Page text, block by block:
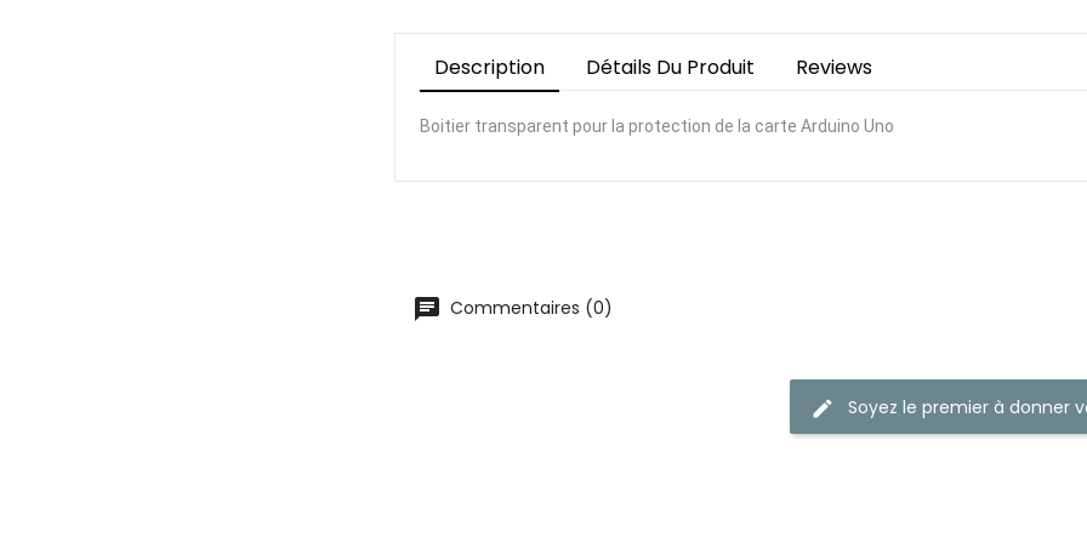
Description Détails Du Produit Reviews
Boitier transparent pour la protection de la carte Arduino Uno
Commentaires (0)
Soyez le premier à donner